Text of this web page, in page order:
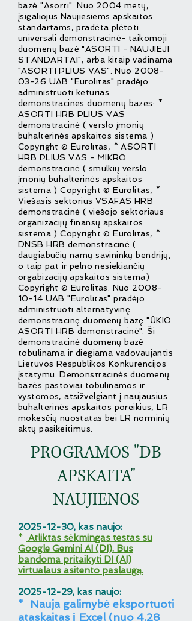
bazė "Asorti". Nuo 2004 metų,
įsigaliojus Naujiesiems apskaitos
standartams, pradėta plėtoti
universali demonstracinė- taikomoji
duomenų bazė "ASORTI - NAUJIEJI
STANDARTAI", arba kitaip vadinama
"ASORTI PLIUS VAS". Nuo 2008-
03-26 UAB "Eurolitas" pradėjo
administruoti keturias
demonstracines duomenų bazes: *
ASORTI HRB PLIUS VAS
demonstracinė ( verslo įmonių
buhalterinės apskaitos sistema )
Copyright © Eurolitas, * ASORTI
HRB PLIUS VAS - MIKRO
demonstracinė ( smulkių verslo
įmonių buhalterinės apskaitos
sistema ) Copyright © Eurolitas, *
Viešasis sektorius VSAFAS HRB
demonstracinė ( viešojo sektoriaus
organizacijų finansų apskaitos
sistema ) Copyright © Eurolitas, *
DNSB HRB demonstracinė (
daugiabučių namų savininkų bendrijų,
o taip pat ir pelno nesiekiančių
orgabizacijų apskaitos sistema)
Copyright © Eurolitas. Nuo 2008-
10-14 UAB "Eurolitas" pradėjo
administruoti alternatyvinę
demonstracinę duomenų bazę "ŪKIO
ASORTI HRB demonstracinė". Ši
demonstracinė duomenų bazė
tobulinama ir diegiama vadovaujantis
Lietuvos Respublikos Konkurencijos
įstatymu. Demonstracinės duomenų
bazės pastoviai tobulinamos ir
vystomos, atsižvelgiant į naujausius
buhalterinės apskaitos poreikius, LR
mokesčių nuostatas bei LR norminių
aktų pasikeitimus.
PROGRAMOS "DB
APSKAITA"
NAUJIENOS
2025-12-30, kas naujo:
* Atliktas sėkmingas testas su
Google Gemini AI (DI). Bus
bandoma pritaikyti DI (AI)
virtualaus asitento paslaugą.
2025-12-29, kas naujo:
*
Nauja galimybė eksportuoti
ataskaitas į Excel (nuo 4.28